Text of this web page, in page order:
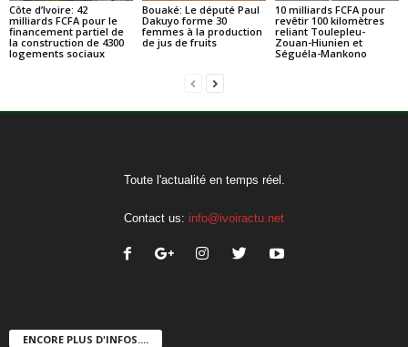
Côte d’Ivoire: 42
milliards FCFA pour le
financement partiel de
la construction de 4300
logements sociaux
Bouaké: Le député Paul
Dakuyo forme 30
femmes à la production
de jus de fruits
10 milliards FCFA pour
revêtir 100 kilomètres
reliant Toulepleu-
Zouan-Hiunien et
Séguéla-Mankono
Toute l'actualité en temps réel.
Contact us: info@ivoiractu.net
ENCORE PLUS D'INFOS....